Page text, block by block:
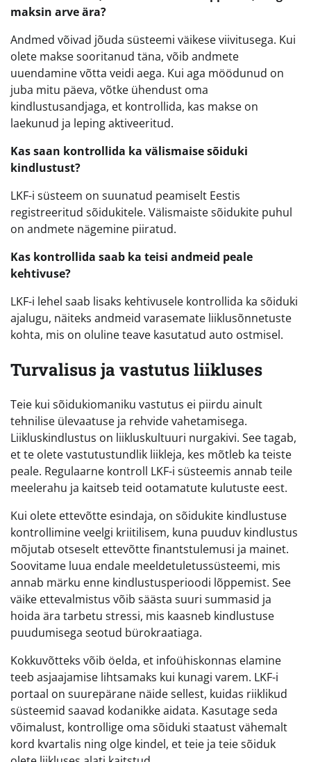
maksin arve ära?
Andmed võivad jõuda süsteemi väikese viivitusega. Kui
olete makse sooritanud täna, võib andmete
uuendamine võtta veidi aega. Kui aga möödunud on
juba mitu päeva, võtke ühendust oma
kindlustusandjaga, et kontrollida, kas makse on
laekunud ja leping aktiveeritud.
Kas saan kontrollida ka välismaise sõiduki
kindlustust?
LKF-i süsteem on suunatud peamiselt Eestis
registreeritud sõidukitele. Välismaiste sõidukite puhul
on andmete nägemine piiratud.
Kas kontrollida saab ka teisi andmeid peale
kehtivuse?
LKF-i lehel saab lisaks kehtivusele kontrollida ka sõiduki
ajalugu, näiteks andmeid varasemate liiklusõnnetuste
kohta, mis on oluline teave kasutatud auto ostmisel.
Turvalisus ja vastutus liikluses
Teie kui sõidukiomaniku vastutus ei piirdu ainult
tehnilise ülevaatuse ja rehvide vahetamisega.
Liikluskindlustus on liikluskultuuri nurgakivi. See tagab,
et te olete vastutustundlik liikleja, kes mõtleb ka teiste
peale. Regulaarne kontroll LKF-i süsteemis annab teile
meelerahu ja kaitseb teid ootamatute kulutuste eest.
Kui olete ettevõtte esindaja, on sõidukite kindlustuse
kontrollimine veelgi kriitilisem, kuna puuduv kindlustus
mõjutab otseselt ettevõtte finantstulemusi ja mainet.
Soovitame luua endale meeldetuletussüsteemi, mis
annab märku enne kindlustusperioodi lõppemist. See
väike ettevalmistus võib säästa suuri summasid ja
hoida ära tarbetu stressi, mis kaasneb kindlustuse
puudumisega seotud bürokraatiaga.
Kokkuvõtteks võib öelda, et infoühiskonnas elamine
teeb asjaajamise lihtsamaks kui kunagi varem. LKF-i
portaal on suurepärane näide sellest, kuidas riiklikud
süsteemid saavad kodanikke aidata. Kasutage seda
võimalust, kontrollige oma sõiduki staatust vähemalt
kord kvartalis ning olge kindel, et teie ja teie sõiduk